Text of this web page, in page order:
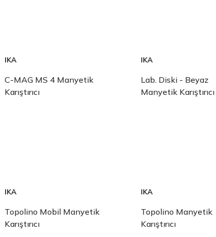
IKA
C-MAG MS 4 Manyetik
Karıştırıcı
IKA
Lab. Diski - Beyaz
Manyetik Karıştırıcı
IKA
Topolino Mobil Manyetik
Karıştırıcı
IKA
Topolino Manyetik
Karıştırıcı